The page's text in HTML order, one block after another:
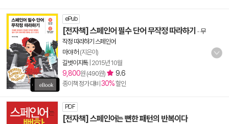
ePub
[전자책] 스페인어 필수 단어 무작정 따라하기 -무
작정 따라하기 스페인어
마야 허 (지은이)
길벗이지톡| 2015년 10월
9,800원 (490원) 9.6
종이책 정가 대비 30%할인
PDF
[전자책] 스페인어는 뻔한 패턴의 반복이다